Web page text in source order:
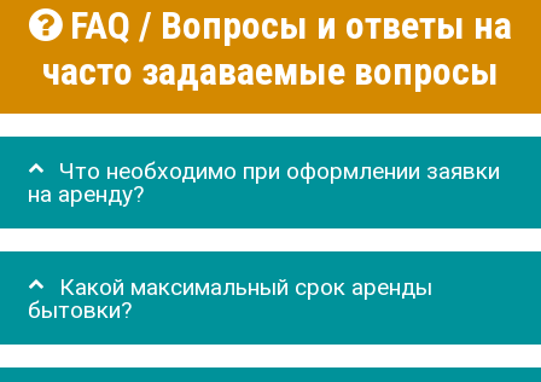
FAQ / Вопросы и ответы на
часто задаваемые вопросы
Что необходимо при оформлении заявки
на аренду?
Какой максимальный срок аренды
бытовки?